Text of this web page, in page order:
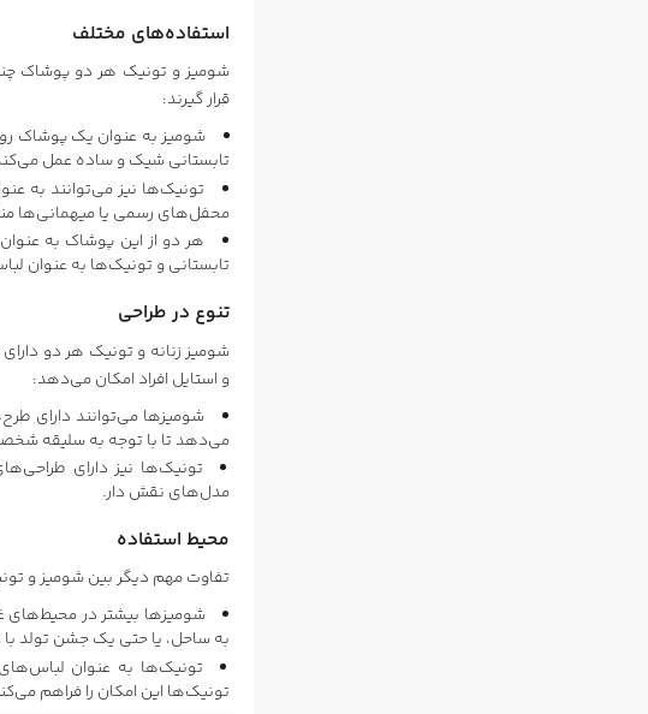
استفاده‌های مختلف
شومیز و تونیک هر دو پوشاک
قرار گیرند:
شومیز به عنوان یک پوشاک
تابستانی شیک و ساده عمل
تونیک‌ها نیز می‌توانند به
محفل‌های رسمی یا میهمانی‌ها
هر دو از این پوشاک به
تابستانی و تونیک‌ها به عنوان
تنوع در طراحی
شومیز زنانه و تونیک هر دو
و استایل افراد امکان می‌دهد:
شومیز‌ها می‌توانند دارای
می‌دهد تا با توجه به سلیقه
تونیک‌ها نیز دارای
مدل‌های نقش دار.
محیط استفاده
تفاوت مهم دیگر بین شومیز و
شومیز‌ها بیشتر در محیط‌های
به ساحل، یا حتی یک جشن تولد
تونیک‌ها به عنوان
تونیک‌ها این امکان را فراهم